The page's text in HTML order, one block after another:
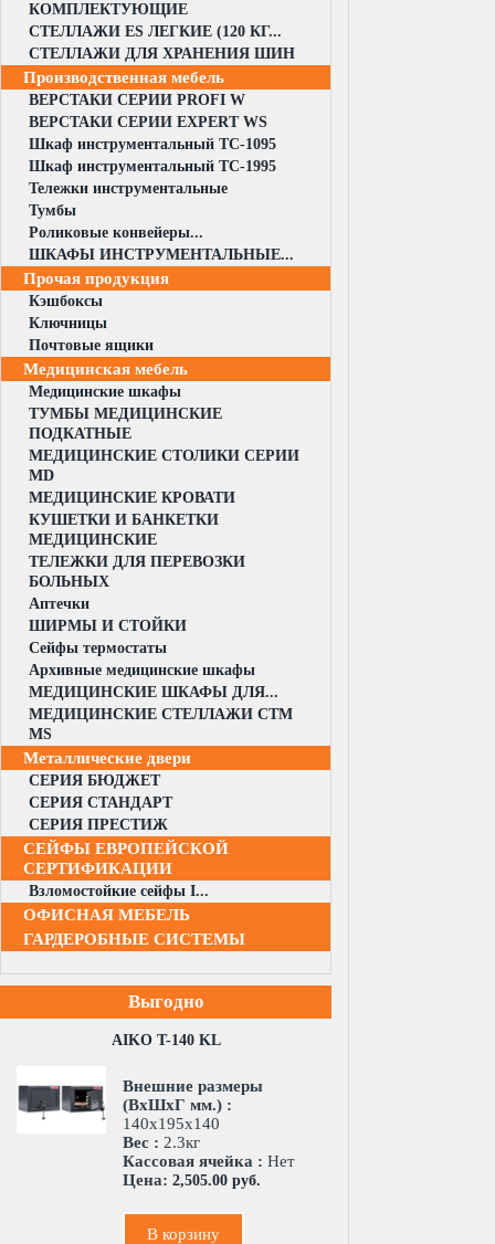
КОМПЛЕКТУЮЩИЕ
СТЕЛЛАЖИ ES ЛЕГКИЕ (120 КГ...
СТЕЛЛАЖИ ДЛЯ ХРАНЕНИЯ ШИН
Производственная мебель
ВЕРСТАКИ СЕРИИ PROFI W
ВЕРСТАКИ СЕРИИ EXPERT WS
Шкаф инструментальный TC-1095
Шкаф инструментальный TC-1995
Тележки инструментальные
Тумбы
Роликовые конвейеры...
ШКАФЫ ИНСТРУМЕНТАЛЬНЫЕ...
Прочая продукция
Кэшбоксы
Ключницы
Почтовые ящики
Медицинская мебель
Медицинские шкафы
ТУМБЫ МЕДИЦИНСКИЕ
ПОДКАТНЫЕ
МЕДИЦИНСКИЕ СТОЛИКИ СЕРИИ
MD
МЕДИЦИНСКИЕ КРОВАТИ
КУШЕТКИ И БАНКЕТКИ
МЕДИЦИНСКИЕ
ТЕЛЕЖКИ ДЛЯ ПЕРЕВОЗКИ
БОЛЬНЫХ
Аптечки
ШИРМЫ И СТОЙКИ
Сейфы термостаты
Архивные медицинские шкафы
МЕДИЦИНСКИЕ ШКАФЫ ДЛЯ...
МЕДИЦИНСКИЕ СТЕЛЛАЖИ CTM
MS
Металлические двери
СЕРИЯ БЮДЖЕТ
СЕРИЯ СТАНДАРТ
СЕРИЯ ПРЕСТИЖ
СЕЙФЫ ЕВРОПЕЙСКОЙ
СЕРТИФИКАЦИИ
Взломостойкие сейфы I...
ОФИСНАЯ МЕБЕЛЬ
ГАРДЕРОБНЫЕ СИСТЕМЫ
Выгодно
AIKO T-140 KL
Внешние размеры
(ВхШхГ мм.) :
140x195x140
Вес : 2.3кг
Кассовая ячейка : Нет
Цена: 2,505.00 руб.
В корзину